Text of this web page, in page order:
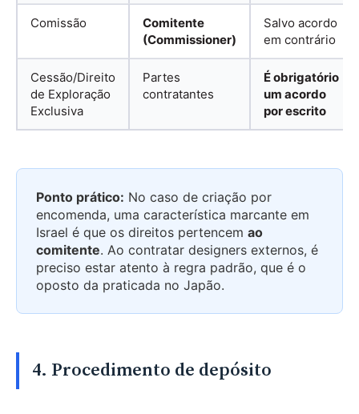
Comissão
Comitente
(Commissioner)
Salvo acordo
em contrário
Cessão/Direito
de Exploração
Exclusiva
Partes
contratantes
É obrigatório
um acordo
por escrito
Ponto prático: No caso de criação por
encomenda, uma característica marcante em
Israel é que os direitos pertencem ao
comitente. Ao contratar designers externos, é
preciso estar atento à regra padrão, que é o
oposto da praticada no Japão.
4. Procedimento de depósito